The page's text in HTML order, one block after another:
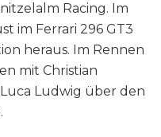
Racing. Im
im Ferrari 296 GT3
heraus. Im Rennen
mit Christian
Luca Ludwig über den